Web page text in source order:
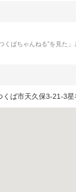
くばちゃんねる”を見た
ば市天久保3-21-3星